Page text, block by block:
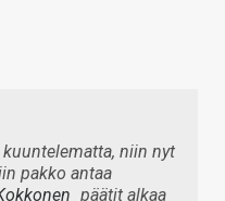
niin nyt
pakko antaa
päätit alkaa